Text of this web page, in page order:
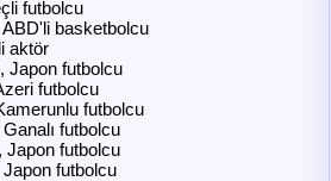
futbolcu
basketbolcu
aktör
Japon futbolcu
futbolcu
futbolcu
futbolcu
Japon futbolcu
futbolcu